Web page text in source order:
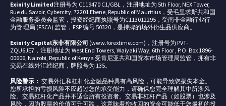
Exinity Limited注册号为 C119470 C1/GBL，注册地址为 5th Floor, NEX Tower,
Rue du Savoir, Cybercity, 72201 Ebene, Republic of Mauritius，受毛里求斯共和国
金融服务委员会监管，投资经纪商执照号为C113012295，受南非金融行业行
为管 理局 (FSCA) 监管，FSP 编号 50320，是持牌的场外衍生品供应商。
Exinity Capital东非有限公司 (www.forextime.com)，注册号为 PVT-
ZQU6JE7，注册地址为 West End Towers, Waiyaki Way, 6th Floor , P.O. Box 1896-
00606, Nairobi, Republic of Kenya 受肯尼亚共和国资本市场管理局监管，拥有非
交易在线外汇经纪商，牌照号为 135。
风险警示： 交易外汇和杠杆化金融品种具有高风险，可能导致您损失本金。
您所承担的亏损风险不应超过您的承受能力，请确保您完全理解其中所涉风
险。交易杠杆化产品并不适合所有投资者。交易非杠杆产品（如股票）也涉及
风险，因为股票的价值可升可跌，这意味着您收回的资金可能低于您最初的投